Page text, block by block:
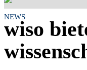
NEWS
wiso